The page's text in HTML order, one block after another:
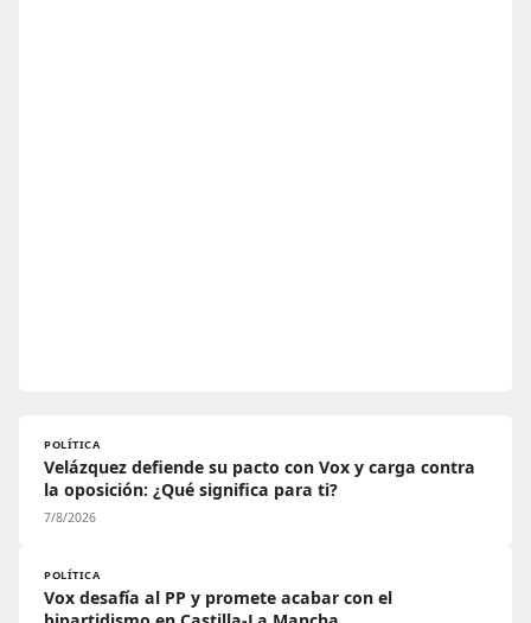
POLÍTICA
Velázquez defiende su pacto con Vox y carga contra
la oposición: ¿Qué significa para ti?
7/8/2026
POLÍTICA
Vox desafía al PP y promete acabar con el